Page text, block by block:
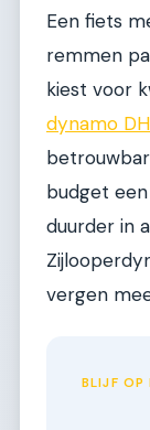
Een fiets
remmen
kiest voor
dynamo
budget een
duurder in
vergen
BLIJF OP